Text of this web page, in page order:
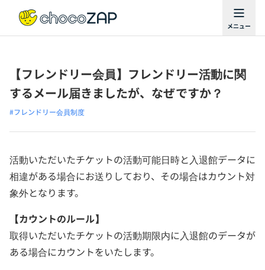
【フレンドリー会員】フレンドリー活動に関
するメール届きましたが、なぜですか？
#フレンドリー会員制度
活動いただいたチケットの活動可能日時と入退館データに
相違がある場合にお送りしており、その場合はカウント対
象外となります。
【カウントのルール】
取得いただいたチケットの活動期限内に入退館のデータが
ある場合にカウントをいたします。